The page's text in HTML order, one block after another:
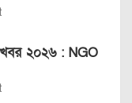
২০২৬ : NGO